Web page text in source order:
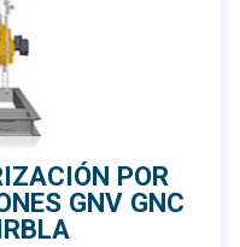
POR
GNV GNC